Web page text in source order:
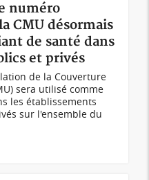
numéro
CMU désormais
de santé dans
et privés
de la Couverture
sera utilisé comme
les établissements
sur l'ensemble du